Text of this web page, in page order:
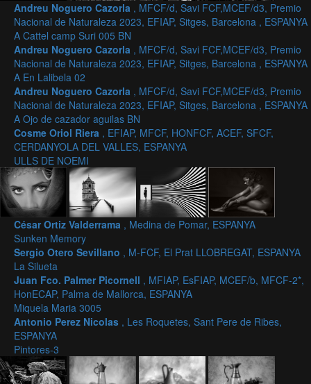
Andreu Noguero Cazorla , MFCF/d, Savi FCF,MCEF/d3, Premio
Nacional de Naturaleza 2023, EFIAP, Sitges, Barcelona , ESPANYA
A Cattel camp Suri 005 BN
Andreu Noguero Cazorla , MFCF/d, Savi FCF,MCEF/d3, Premio
Nacional de Naturaleza 2023, EFIAP, Sitges, Barcelona , ESPANYA
A En Lalibela 02
Andreu Noguero Cazorla , MFCF/d, Savi FCF,MCEF/d3, Premio
Nacional de Naturaleza 2023, EFIAP, Sitges, Barcelona , ESPANYA
A Ojo de cazador aguilas BN
Cosme Oriol Riera , EFIAP, MFCF, HONFCF, ACEF, SFCF,
CERDANYOLA DEL VALLES, ESPANYA
ULLS DE NOEMI
César Ortiz Valderrama , Medina de Pomar, ESPANYA
Sunken Memory
Sergio Otero Sevillano , M-FCF, El Prat LLOBREGAT, ESPANYA
La Silueta
Juan Fco. Palmer Picornell , MFIAP, EsFIAP, MCEF/b, MFCF-2*,
HonECAP, Palma de Mallorca, ESPANYA
Miquela Maria 3005
Antonio Perez Nicolas , Les Roquetes, Sant Pere de Ribes,
ESPANYA
Pintores-3